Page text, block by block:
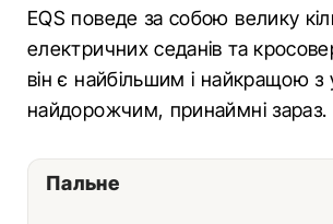
EQS поведе за собою велику
електричних седанів та
він є найбільшим і найкращою з
найдорожчим, принаймні зараз.
Пальне